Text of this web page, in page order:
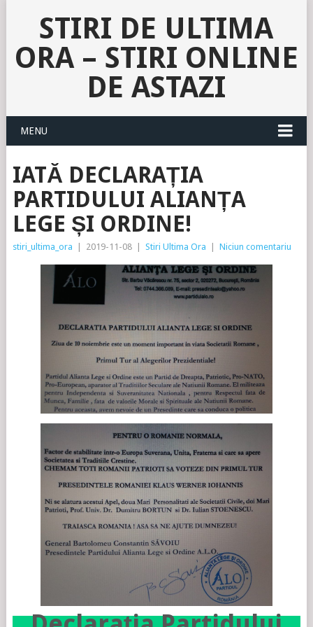
STIRI DE ULTIMA
ORA – STIRI ONLINE
DE ASTAZI
MENU
IATĂ DECLARAȚIA
PARTIDULUI ALIANȚA
LEGE ȘI ORDINE!
stiri_ultima_ora 2019-11-08 Stiri Ultima Ora Niciun comentariu